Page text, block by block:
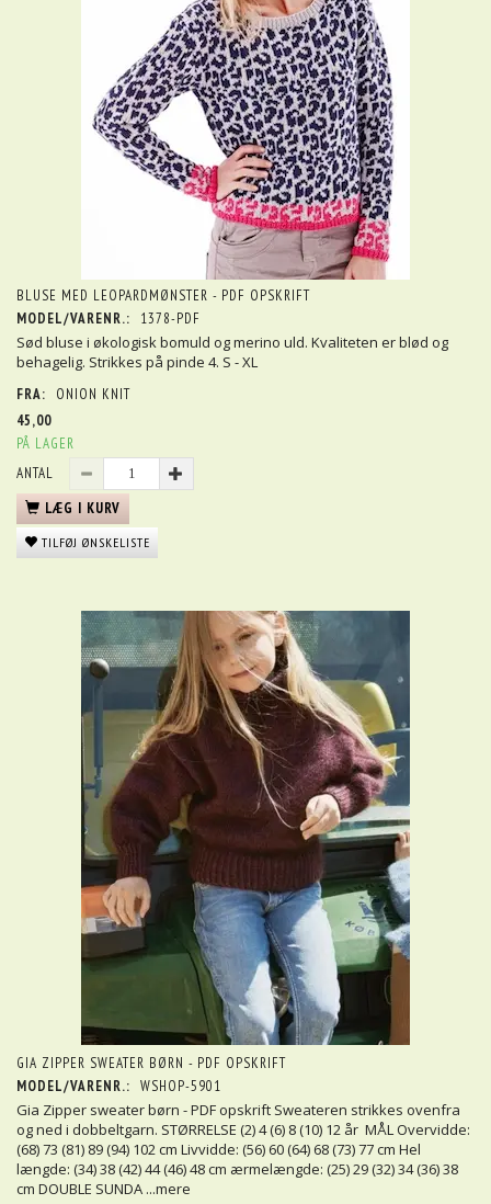
BLUSE MED LEOPARDMØNSTER - PDF OPSKRIFT
MODEL/VARENR.:
1378-PDF
Sød bluse i økologisk bomuld og merino uld. Kvaliteten er blød og
behagelig. Strikkes på pinde 4. S - XL
FRA:
ONION KNIT
45,00
PÅ LAGER
ANTAL
LÆG I KURV
TILFØJ ØNSKELISTE
GIA ZIPPER SWEATER BØRN - PDF OPSKRIFT
MODEL/VARENR.: WSHOP-5901
Gia Zipper sweater børn - PDF opskrift Sweateren strikkes ovenfra
og ned i dobbeltgarn. STØRRELSE (2) 4 (6) 8 (10) 12 år MÅL Overvidde:
(68) 73 (81) 89 (94) 102 cm Livvidde: (56) 60 (64) 68 (73) 77 cm Hel
længde: (34) 38 (42) 44 (46) 48 cm ærmelængde: (25) 29 (32) 34 (36) 38
cm DOUBLE SUNDA ...mere